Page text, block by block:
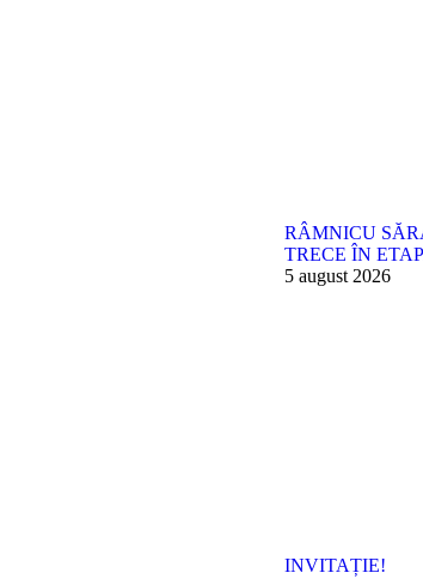
RÂMNICU
TRECE ÎN
5 august 2026
INVITAȚIE!